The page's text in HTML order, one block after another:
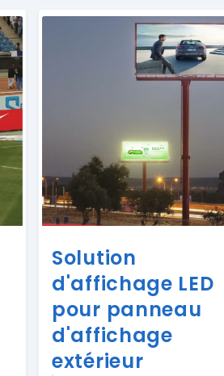
Solution
d'affichage LED
pour panneau
d'affichage
extérieur